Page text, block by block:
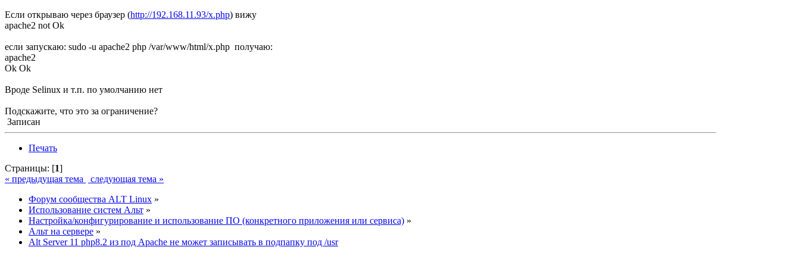
Если открываю через браузер (http://192.168.11.93/x.php) вижу
apache2 not Ok
если запускаю: sudo -u apache2 php /var/www/html/x.php получаю:
apache2
Ok Ok
Вроде Selinux и т.п. по умолчанию нет
Подскажите, что это за ограничение?
Записан
Печать
Страницы: [1]
« предыдущая тема
следующая тема »
Форум сообщества ALT Linux »
Использование систем Альт »
Настройка/конфигурирование и использование ПО (конкретного приложения или сервиса) »
Альт на сервере »
Alt Server 11 php8.2 из под Apache не может записывать в подпапку под /usr